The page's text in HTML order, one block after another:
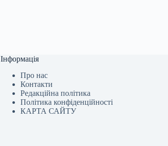
Інформація
Про нас
Контакти
Редакційна політика
Політика конфіденційності
КАРТА САЙТУ